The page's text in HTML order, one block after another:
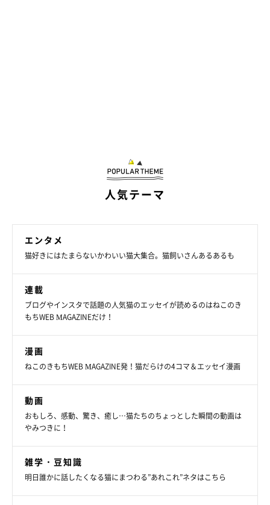
ねこのきもち投稿写真ギャラリー
地震の揺れなどに驚いた愛猫が怪我をしてしまったというケース
もあるようです。
人気テーマ
エンタメ
猫好きにはたまらないかわいい猫大集合。猫飼いさんあるあるも
連載
ブログやインスタで話題の人気猫のエッセイが読めるのはねこのき
もちWEB MAGAZINEだけ！
漫画
ねこのきもちWEB MAGAZINE発！猫だらけの4コマ＆エッセイ漫画
動画
おもしろ、感動、驚き、癒し…猫たちのちょっとした瞬間の動画は
やみつきに！
雑学・豆知識
明日誰かに話したくなる猫にまつわる”あれこれ”ネタはこちら